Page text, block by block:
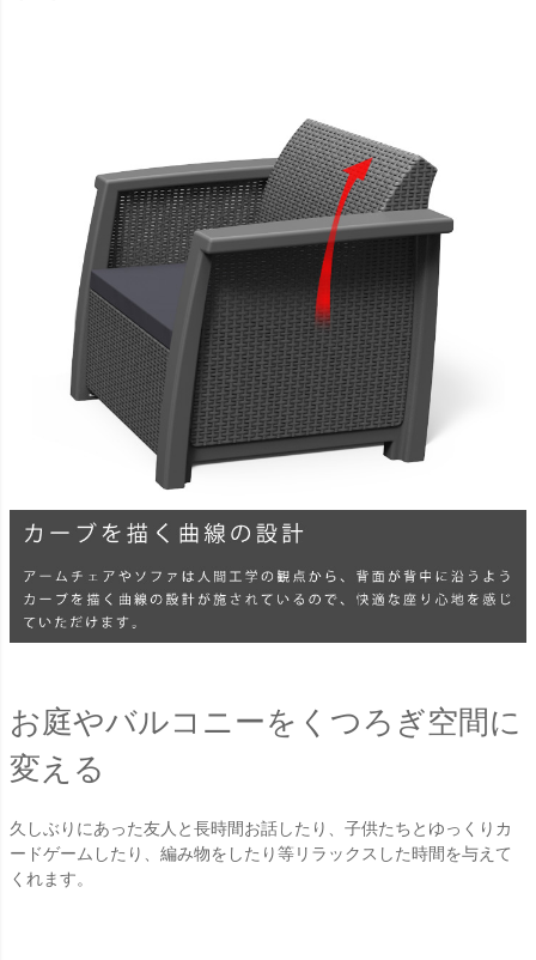
お庭やバルコニーをくつろぎ空間に
変える
久しぶりにあった友人と長時間お話したり、子供たちとゆっくりカ
ードゲームしたり、編み物をしたり等リラックスした時間を与えて
くれます。